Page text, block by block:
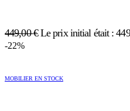
449,00€ Le prix initial était :
-22%
MOBILIER EN STOCK